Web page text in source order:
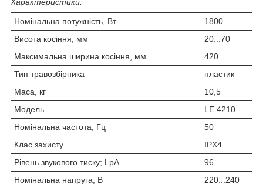
Номінальна потужність, Вт
1800
Висота косіння, мм
20...70
Максимальна ширина косіння, мм
420
Тип травозбірника
пластик
Маса, кг
10,5
Модель
LE 4210
Номінальна частота, Гц
50
Клас захисту
IPХ4
Рівень звукового тиску; LpA
96
Номінальна напруга, В
220...240